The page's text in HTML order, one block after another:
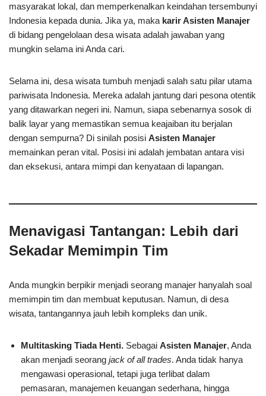
masyarakat lokal, dan memperkenalkan keindahan tersembunyi
Indonesia kepada dunia. Jika ya, maka karir Asisten Manajer
di bidang pengelolaan desa wisata adalah jawaban yang
mungkin selama ini Anda cari.
Selama ini, desa wisata tumbuh menjadi salah satu pilar utama
pariwisata Indonesia. Mereka adalah jantung dari pesona otentik
yang ditawarkan negeri ini. Namun, siapa sebenarnya sosok di
balik layar yang memastikan semua keajaiban itu berjalan
dengan sempurna? Di sinilah posisi Asisten Manajer
memainkan peran vital. Posisi ini adalah jembatan antara visi
dan eksekusi, antara mimpi dan kenyataan di lapangan.
Menavigasi Tantangan: Lebih dari
Sekadar Memimpin Tim
Anda mungkin berpikir menjadi seorang manajer hanyalah soal
memimpin tim dan membuat keputusan. Namun, di desa
wisata, tantangannya jauh lebih kompleks dan unik.
Multitasking Tiada Henti. Sebagai Asisten Manajer, Anda
akan menjadi seorang jack of all trades. Anda tidak hanya
mengawasi operasional, tetapi juga terlibat dalam
pemasaran, manajemen keuangan sederhana, hingga